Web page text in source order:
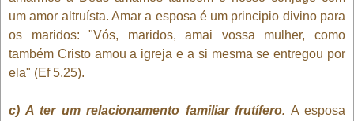
um amor altruísta. Amar a esposa é um principio divino para
os maridos: "Vós, maridos, amai vossa mulher, como
também Cristo amou a igreja e a si mesma se entregou por
ela" (Ef 5.25).
c) A ter um relacionamento familiar frutífero. A esposa